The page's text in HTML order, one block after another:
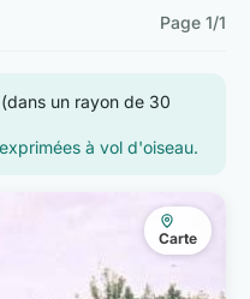
Page 1/1
un rayon de 30
à vol d'oiseau.
Carte